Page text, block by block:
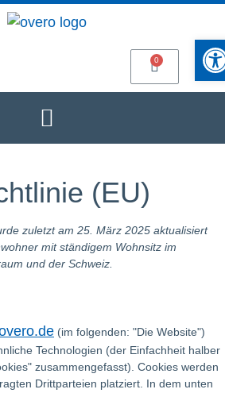
(EU)
zuletzt am 25. März 2025 aktualisiert
mit ständigem Wohnsitz im
und der Schweiz.
(im folgenden: "Die Website")
Technologien (der Einfachheit halber
zusammengefasst). Cookies werden
Drittparteien platziert. In dem unten